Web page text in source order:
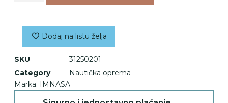
Dodaj na listu želja
SKU
31250201
Category
Nautička oprema
Marka: IMNASA